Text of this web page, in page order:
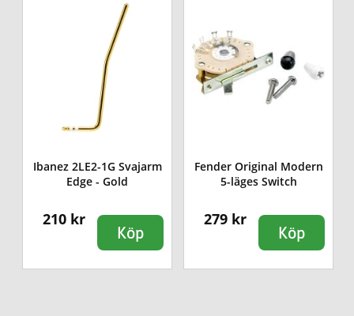
Ibanez 2LE2-1G Svajarm
Edge - Gold
210 kr
Köp
Fender Original Modern
5-läges Switch
279 kr
Köp